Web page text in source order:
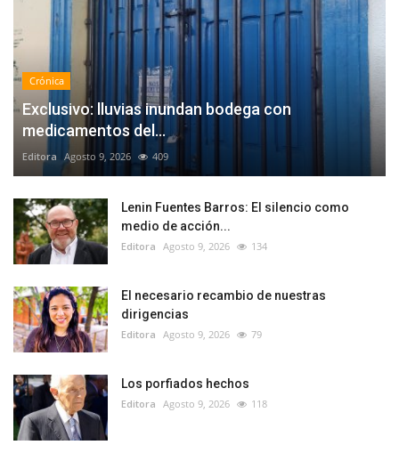
Crónica
Exclusivo: lluvias inundan bodega con
medicamentos del...
Editora Agosto 9, 2026 409
Lenin Fuentes Barros: El silencio como
medio de acción...
Editora Agosto 9, 2026 134
El necesario recambio de nuestras
dirigencias
Editora Agosto 9, 2026 79
Los porfiados hechos
Editora Agosto 9, 2026 118